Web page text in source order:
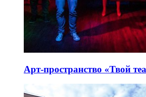
Арт-пространство «Твой